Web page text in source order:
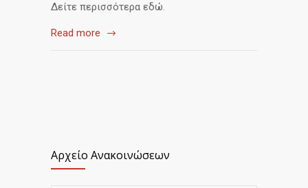
Δείτε περισσότερα εδώ.
Read more
Αρχείο Ανακοινώσεων